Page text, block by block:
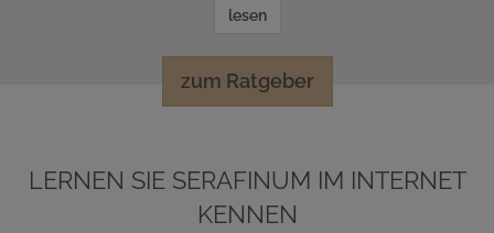
lesen
zum Ratgeber
LERNEN SIE SERAFINUM IM INTERNET
KENNEN